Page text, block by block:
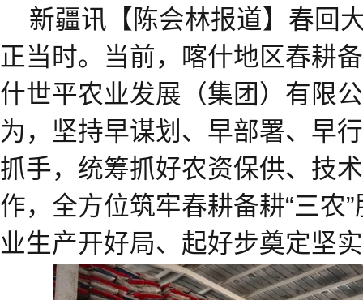
新疆讯【陈会林报道】春回
正当时。当前，喀什地区春耕
什世平农业发展（集团）有限
为，坚持早谋划、早部署、早
抓手，统筹抓好农资保供、技
作，全方位筑牢春耕备耕“三农
业生产开好局、起好步奠定坚